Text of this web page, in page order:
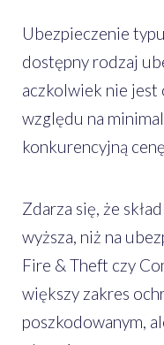
Ubezpieczenie
dostępny rodzaj
aczkolwiek nie jest
względu na
konkurencyjną cenę.
Zdarza się, że
wyższa, niż na
Fire & Theft czy
większy zakres
poszkodowanym,